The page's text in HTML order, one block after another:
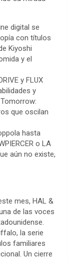
digital se
con títulos
Kiyoshi
y el
y FLUX
y
que oscilan
hasta
o LA
aún no existe,
mes, HAL &
de las voces
la serie
familiares
Un cierre